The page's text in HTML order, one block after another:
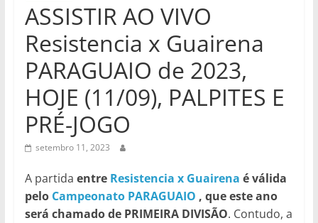
ASSISTIR AO VIVO
Resistencia x Guairena
PARAGUAIO de 2023,
HOJE (11/09), PALPITES E
PRÉ-JOGO
setembro 11, 2023
A partida entreResistencia x Guairena é válida
pelo Campeonato PARAGUAIO , que este ano
será chamado de PRIMEIRA DIVISÃO. Contudo, a